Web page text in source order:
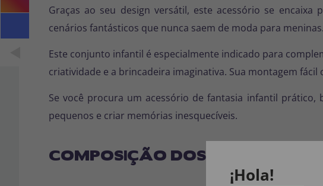
Graças ao seu design versátil, este acessório se encaixa
cenários fantásticos que nunca saem de moda para
Este conjunto infantil é especialmente indicado para
criatividade e a brincadeira imaginativa. Sua montagem
Se você procura um acessório de fantasia infantil
pequenos e criar memórias inesquecíveis.
COMPOSIÇÃO DOS NOSSOS
¡Hola!